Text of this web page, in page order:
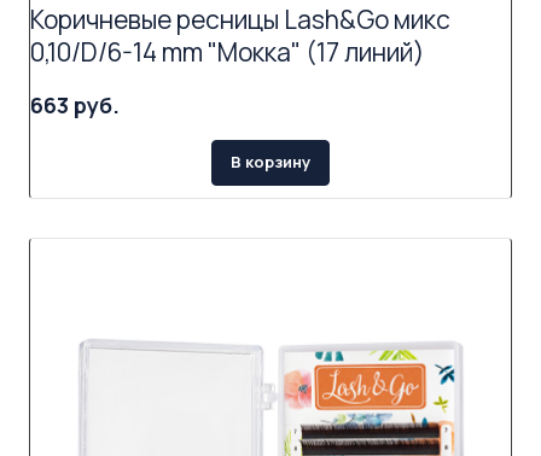
Коричневые ресницы Lash&Go микс
0,10/D/6-14 mm "Мокка" (17 линий)
663 руб.
В корзину